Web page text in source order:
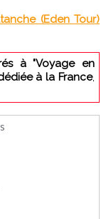
(Eden Tour)
à la France,